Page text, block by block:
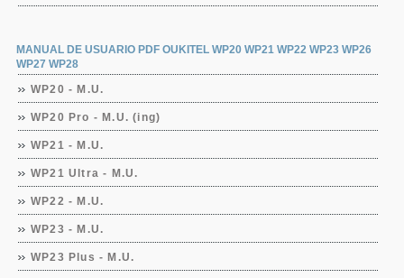
MANUAL DE USUARIO PDF OUKITEL WP20 WP21 WP22 WP23 WP26
WP27 WP28
WP20 - M.U.
WP20 Pro - M.U. (ing)
WP21 - M.U.
WP21 Ultra - M.U.
WP22 - M.U.
WP23 - M.U.
WP23 Plus - M.U.